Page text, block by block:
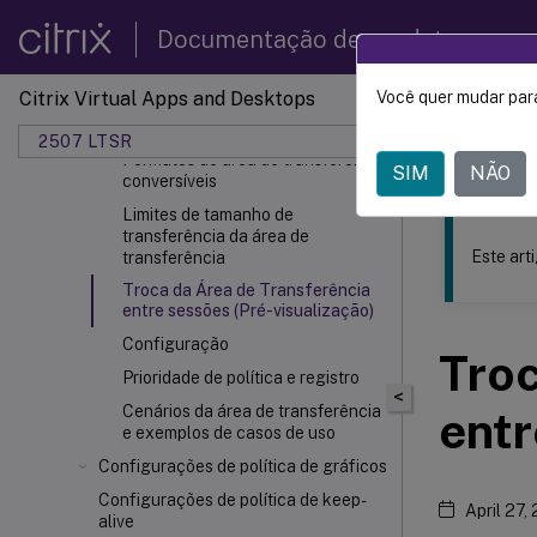
Documentação de produtos
Citrix Virtual Apps and Desktops
2507 LTSR
Formatos da área de transferência
do Citrix Virtual Apps and Desktops
Formatos personalizados da área
de transferência
Formatos de área de transferência
conversíveis
Limites de tamanho de
transferência da área de
transferência
Troca da Área de Transferência
entre sessões (Pré-visualização)
Configuração
Prioridade de política e registro
Cenários da área de transferência
e exemplos de casos de uso
Configurações de política de gráficos
Configurações de política de keep-
alive
Este
Citrix
<
Este
April 27,
Você quer mudar
SIM NÃO